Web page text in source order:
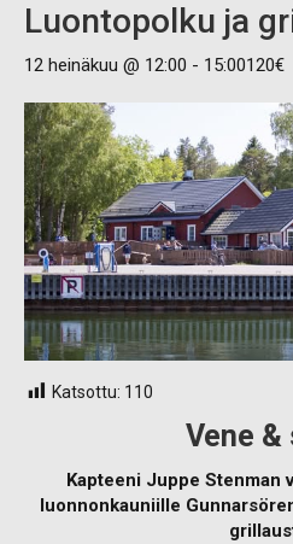
Luontopolku ja
12 heinäkuu @ 12:00 - 15:00120€
Katsottu: 110
Vene &
Kapteeni Juppe Stenman
luonnonkauniille